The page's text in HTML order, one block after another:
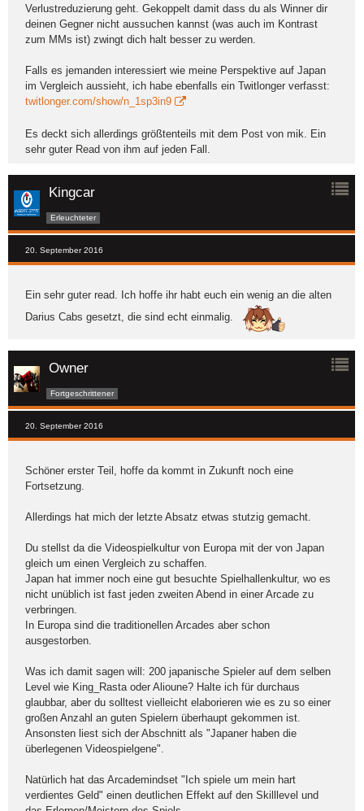
Verlustreduzierung geht. Gekoppelt damit dass du als Winner dir
deinen Gegner nicht aussuchen kannst (was auch im Kontrast
zum MMs ist) zwingt dich halt besser zu werden.
Falls es jemanden interessiert wie meine Perspektive auf Japan
im Vergleich aussieht, ich habe ebenfalls ein Twitlonger verfasst:
twitlonger.com/show/n_1sp3in9
Es deckt sich allerdings größtenteils mit dem Post von mik. Ein
sehr guter Read von ihm auf jeden Fall.
Kingcar
Erleuchteter
20. September 2016
Ein sehr guter read. Ich hoffe ihr habt euch ein wenig an die alten
Darius Cabs gesetzt, die sind echt einmalig.
Owner
Fortgeschrittener
20. September 2016
Schöner erster Teil, hoffe da kommt in Zukunft noch eine
Fortsetzung.
Allerdings hat mich der letzte Absatz etwas stutzig gemacht.
Du stellst da die Videospielkultur von Europa mit der von Japan
gleich um einen Vergleich zu schaffen.
Japan hat immer noch eine gut besuchte Spielhallenkultur, wo es
nicht unüblich ist fast jeden zweiten Abend in einer Arcade zu
verbringen.
In Europa sind die traditionellen Arcades aber schon
ausgestorben.
Was ich damit sagen will: 200 japanische Spieler auf dem selben
Level wie King_Rasta oder Alioune? Halte ich für durchaus
glaubbar, aber du solltest vielleicht elaborieren wie es zu so einer
großen Anzahl an guten Spielern überhaupt gekommen ist.
Ansonsten liest sich der Abschnitt als "Japaner haben die
überlegenen Videospielgene".
Natürlich hat das Arcademindset "Ich spiele um mein hart
verdientes Geld" einen deutlichen Effekt auf den Skilllevel und